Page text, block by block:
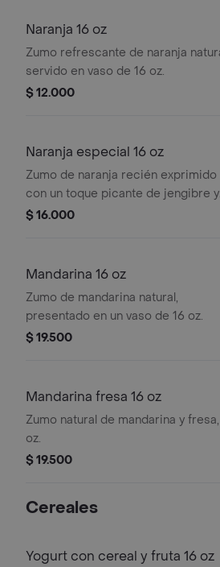
Naranja 16 oz
Zumo refrescante de naranja
servido en vaso de 16 oz.
$ 12.000
Naranja especial 16 oz
Zumo de naranja recién exprimido
con un toque picante de jengibre y
miel pura. Potenciado con cola
$ 16.000
Mandarina 16 oz
Zumo de mandarina natural,
presentado en un vaso de 16 oz.
$ 19.500
Mandarina fresa 16 oz
Zumo natural de mandarina y fresa,
oz.
$ 19.500
Cereales
Yogurt con cereal y fruta 16 oz